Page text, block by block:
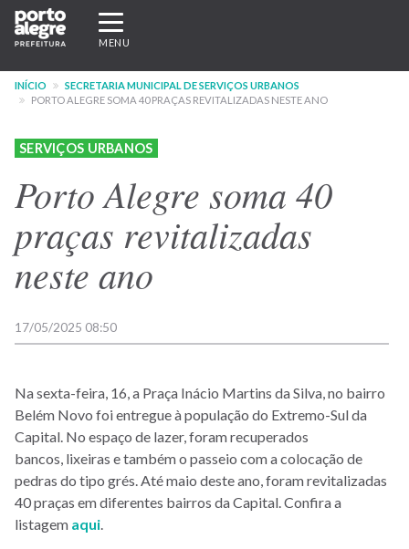
Pular
para
conteúdo
principal
Expandir/recolher
navegação
MENU
INÍCIO
SECRETARIA MUNICIPAL DE SERVIÇOS URBANOS
PORTO ALEGRE SOMA 40 PRAÇAS REVITALIZADAS NESTE ANO
SERVIÇOS URBANOS
Porto Alegre soma 40
praças revitalizadas
neste ano
17/05/2025 08:50
Na sexta-feira, 16, a Praça Inácio Martins da Silva, no bairro
Belém Novo foi entregue à população do Extremo-Sul da
Capital. No espaço de lazer, foram recuperados
bancos, lixeiras e também o passeio com a colocação de
pedras do tipo grés. Até maio deste ano, foram revitalizadas
40 praças em diferentes bairros da Capital. Confira a
listagem aqui